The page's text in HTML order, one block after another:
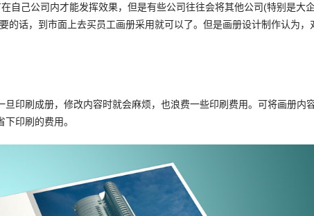
己公司内才能发挥效果，但是有些公司往往会将其他公司(特别是大
的话，到市面上去买员工画册采用就可以了。但是画册设计制作认为，
印刷成册，修改内容时就会麻烦，也浪费一些印刷费用。可将画册内
印刷的费用。